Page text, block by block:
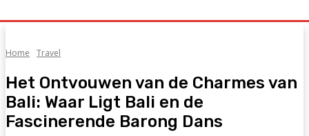
Home Travel
Het Ontvouwen van de Charmes van
Bali: Waar Ligt Bali en de
Fascinerende Barong Dans